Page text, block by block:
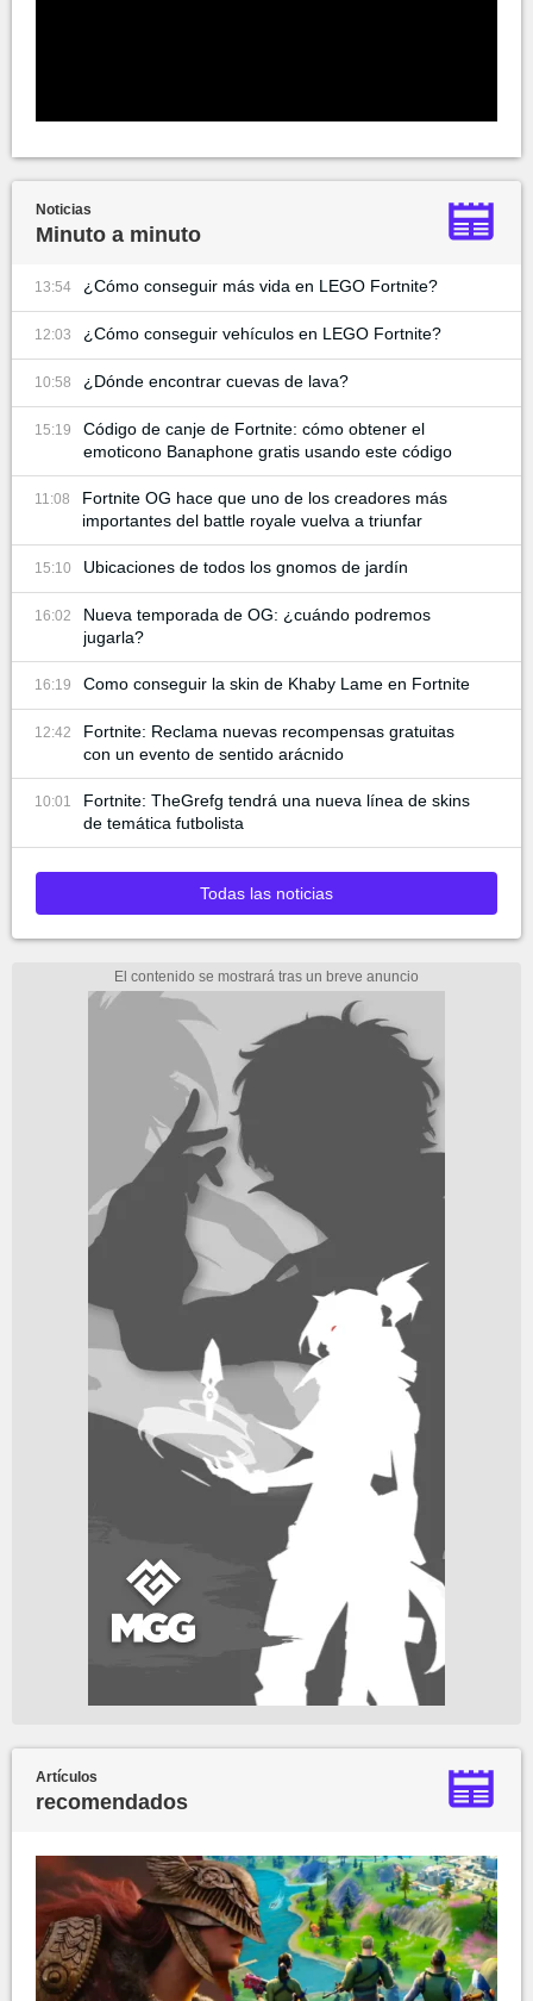
Noticias
Minuto a minuto
13:54 ¿Cómo conseguir más vida en LEGO Fortnite?
12:03 ¿Cómo conseguir vehículos en LEGO Fortnite?
10:58 ¿Dónde encontrar cuevas de lava?
15:19
Código de canje de Fortnite: cómo obtener el
emoticono Banaphone gratis usando este código
11:08
Fortnite OG hace que uno de los creadores más
importantes del battle royale vuelva a triunfar
15:10 Ubicaciones de todos los gnomos de jardín
16:02
Nueva temporada de OG: ¿cuándo podremos
jugarla?
16:19 Como conseguir la skin de Khaby Lame en Fortnite
12:42
Fortnite: Reclama nuevas recompensas gratuitas
con un evento de sentido arácnido
10:01
Fortnite: TheGrefg tendrá una nueva línea de skins
de temática futbolista
Todas las noticias
Artículos
recomendados